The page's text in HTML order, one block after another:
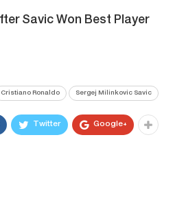
Savic Won Best Player
Cristiano Ronaldo Sergej Milinkovic Savic
Twitter Google+